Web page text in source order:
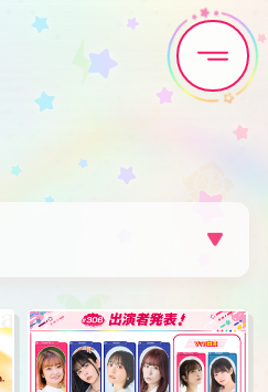
News
Discography
Media
ライブ・イベント
メディア